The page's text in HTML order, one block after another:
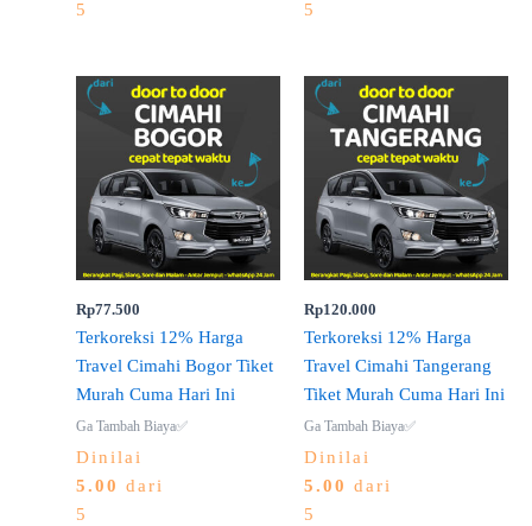
5
5
Rp77.500
Terkoreksi 12% Harga
Travel Cimahi Bogor Tiket
Murah Cuma Hari Ini
Ga Tambah Biaya✅
Dinilai
5.00 dari
5
Rp120.000
Terkoreksi 12% Harga
Travel Cimahi Tangerang
Tiket Murah Cuma Hari Ini
Ga Tambah Biaya✅
Dinilai
5.00 dari
5